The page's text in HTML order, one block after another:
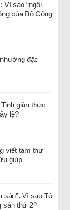
Vì sao “ngôi
của Bộ Công
đặc
giản thực
lệ?
viết tâm thư
giúp
sản”: Vì sao Tô
sản thứ 2?